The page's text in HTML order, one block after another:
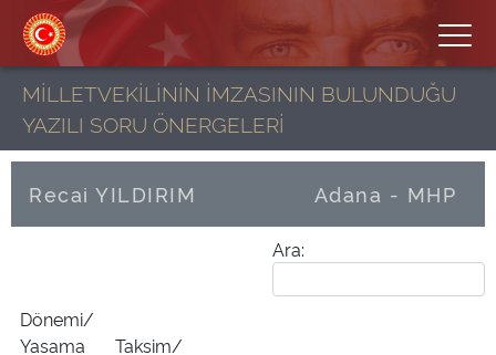
MİLLETVEKİLİNİN İMZASININ BULUNDUĞU
YAZILI SORU ÖNERGELERİ
Recai YILDIRIM Adana - MHP
Ara:
Dönemi/
Yasama
Taksim/